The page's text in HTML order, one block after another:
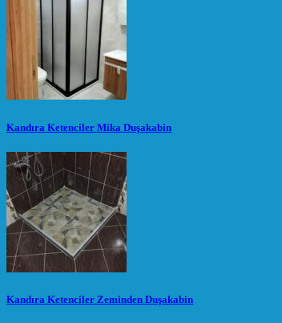
Kandıra Ketenciler Mika Duşakabin
Kandıra Ketenciler Zeminden Duşakabin